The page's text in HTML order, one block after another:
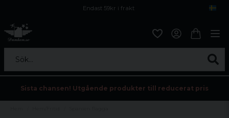
Endast 59kr i frakt
Sök...
Sista chansen! Utgående produkter till reducerat pris